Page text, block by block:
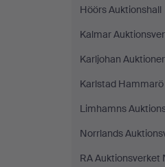
Höörs Auktionshall
Kalmar
Karljohan Auktioner
Karlstad
Limhamns
Norrlands
RA Auktionsverket